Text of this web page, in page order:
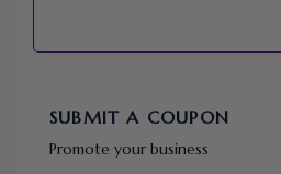
SUBMIT A COUPON
Promote your business